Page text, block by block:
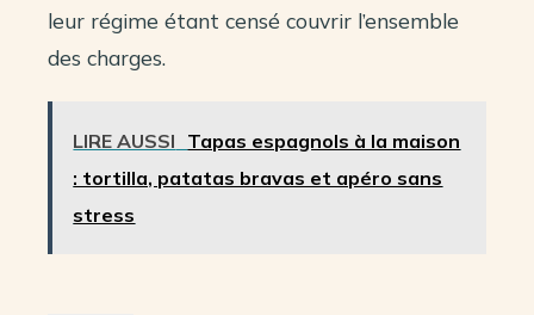
leur régime étant censé couvrir l’ensemble
des charges.
LIRE AUSSI Tapas espagnols à la maison
: tortilla, patatas bravas et apéro sans
stress